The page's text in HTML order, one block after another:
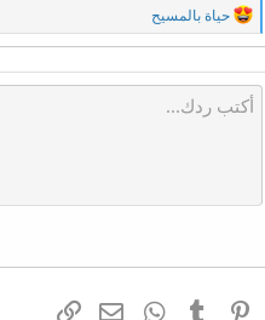
ا
ل
ت
ف
ا
ع
حياة بالمسيح
Reddit
Pinterest
Tumblr
WhatsApp
البريد